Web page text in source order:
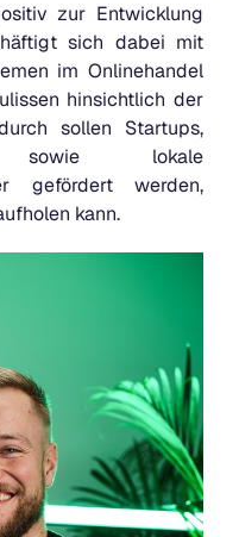
zur Entwicklung
sich dabei mit
im Onlinehandel
hinsichtlich der
sollen Startups,
sowie lokale
gefördert werden,
kann.